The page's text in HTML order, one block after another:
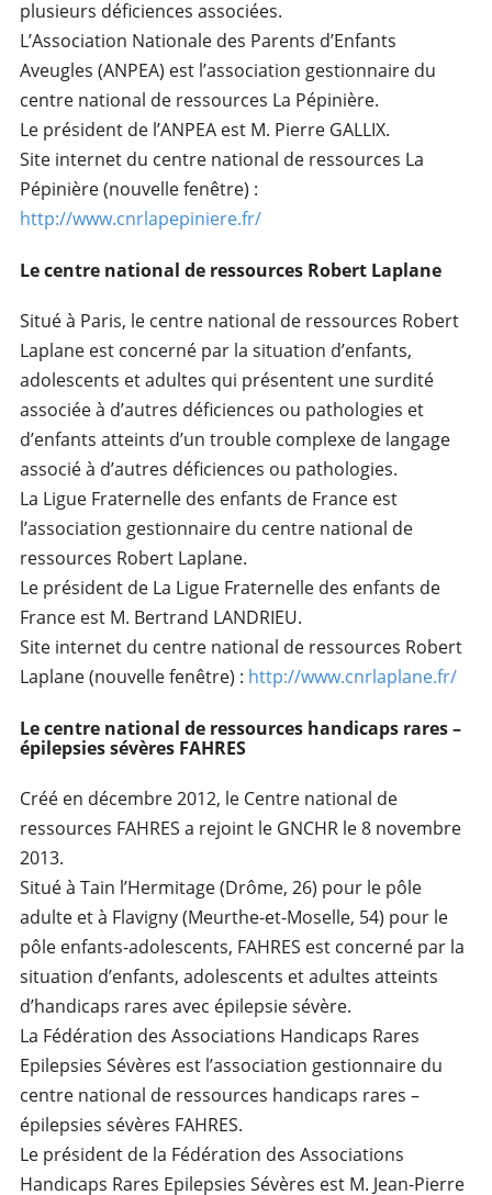
plusieurs déficiences associées.
L’Association Nationale des Parents d’Enfants
Aveugles (ANPEA) est l’association gestionnaire du
centre national de ressources La Pépinière.
Le président de l’ANPEA est M. Pierre GALLIX.
Site internet du centre national de ressources La
Pépinière (nouvelle fenêtre) :
http://www.cnrlapepiniere.fr/
Le centre national de ressources Robert Laplane
Situé à Paris, le centre national de ressources Robert
Laplane est concerné par la situation d’enfants,
adolescents et adultes qui présentent une surdité
associée à d’autres déficiences ou pathologies et
d’enfants atteints d’un trouble complexe de langage
associé à d’autres déficiences ou pathologies.
La Ligue Fraternelle des enfants de France est
l’association gestionnaire du centre national de
ressources Robert Laplane.
Le président de La Ligue Fraternelle des enfants de
France est M. Bertrand LANDRIEU.
Site internet du centre national de ressources Robert
Laplane (nouvelle fenêtre) : http://www.cnrlaplane.fr/
Le centre national de ressources handicaps rares –
épilepsies sévères FAHRES
Créé en décembre 2012, le Centre national de
ressources FAHRES a rejoint le GNCHR le 8 novembre
2013.
Situé à Tain l’Hermitage (Drôme, 26) pour le pôle
adulte et à Flavigny (Meurthe-et-Moselle, 54) pour le
pôle enfants-adolescents, FAHRES est concerné par la
situation d’enfants, adolescents et adultes atteints
d’handicaps rares avec épilepsie sévère.
La Fédération des Associations Handicaps Rares
Epilepsies Sévères est l’association gestionnaire du
centre national de ressources handicaps rares –
épilepsies sévères FAHRES.
Le président de la Fédération des Associations
Handicaps Rares Epilepsies Sévères est M. Jean-Pierre